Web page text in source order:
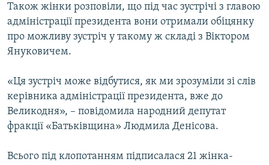
Також жінки розповіли, що під час зустрічі з главою
адміністрації президента вони отримали обіцянку
про можливу зустріч у такому ж складі з Віктором
Януковичем.
«Ця зустріч може відбутися, як ми зрозуміли зі слів
керівника адміністрації президента, вже до
Великодня», – повідомила народний депутат
фракції «Батьківщина» Людмила Денісова.
Всього під клопотанням підписалася 21 жінка-